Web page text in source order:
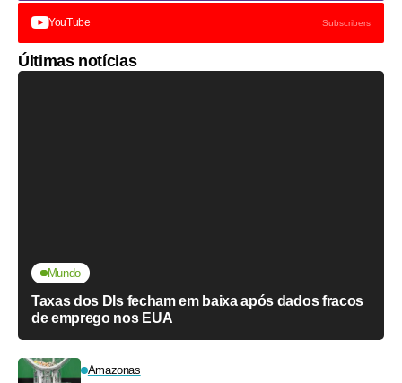
YouTube Subscribers
Últimas notícias
Mundo
Taxas dos DIs fecham em baixa após dados fracos
de emprego nos EUA
Amazonas